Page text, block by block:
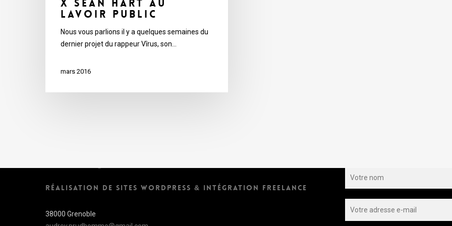
x Sean Hart au
Lavoir Public
Nous vous parlions il y a quelques semaines du
dernier projet du rappeur Vîrus, son…
mars 2016
RÉALISATION DE SITES WORDPRESS & INTÉGRATION FREELANCE
38000 Grenoble